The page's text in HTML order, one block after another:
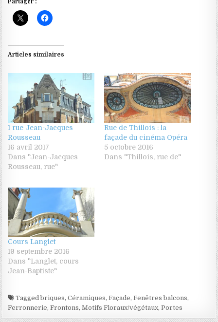
Articles similaires
1 rue Jean-Jacques
Rousseau
16 avril 2017
Dans "Jean-Jacques
Rousseau, rue"
Rue de Thillois : la
façade du cinéma Opéra
5 octobre 2016
Dans "Thillois, rue de"
Cours Langlet
19 septembre 2016
Dans "Langlet, cours
Jean-Baptiste"
Taggedbriques,Céramiques,Façade,Fenêtres balcons,
Ferronnerie,Frontons,Motifs Floraux/végétaux,Portes